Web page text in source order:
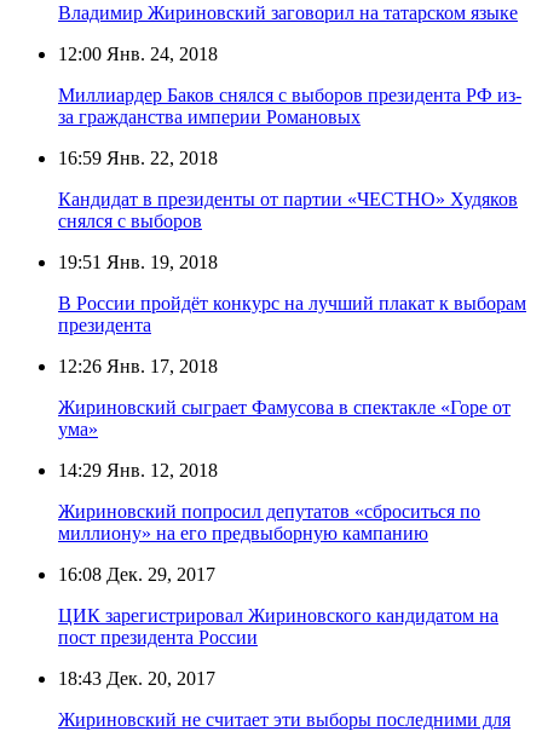
Владимир Жириновский заговорил на татарском языке
12:00 Янв. 24, 2018
Миллиардер Баков снялся с выборов президента РФ из-
за гражданства империи Романовых
16:59 Янв. 22, 2018
Кандидат в президенты от партии «ЧЕСТНО» Худяков
снялся с выборов
19:51 Янв. 19, 2018
В России пройдёт конкурс на лучший плакат к выборам
президента
12:26 Янв. 17, 2018
Жириновский сыграет Фамусова в спектакле «Горе от
ума»
14:29 Янв. 12, 2018
Жириновский попросил депутатов «сброситься по
миллиону» на его предвыборную кампанию
16:08 Дек. 29, 2017
ЦИК зарегистрировал Жириновского кандидатом на
пост президента России
18:43 Дек. 20, 2017
Жириновский не считает эти выборы последними для